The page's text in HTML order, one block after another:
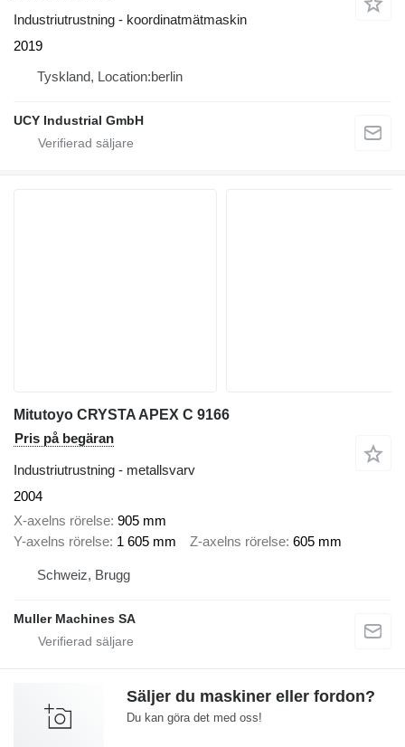
Industriutrustning - koordinatmätmaskin
2019
Tyskland, Location:berlin
UCY Industrial GmbH
Mitutoyo CRYSTA APEX C 9166
Pris på begäran
Industriutrustning - metallsvarv
2004
X-axelns rörelse 905 mm
Y-axelns rörelse 1 605 mm Z-axelns rörelse 605 mm
Schweiz, Brugg
Muller Machines SA
Säljer du maskiner eller fordon?
Du kan göra det med oss!